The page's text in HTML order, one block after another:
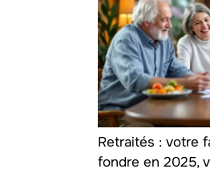
Retraités : votre
fondre en 2025,